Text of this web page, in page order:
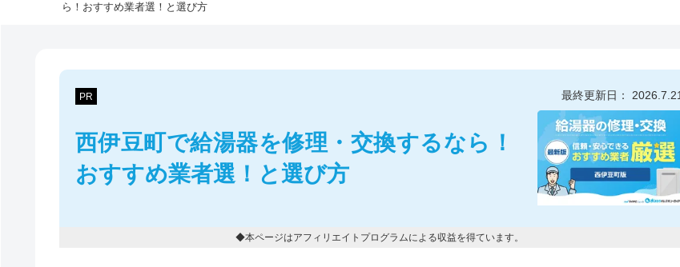
ら！おすすめ業者選！と選び方
PR
西伊豆町で給湯器を修理・交換するなら！
おすすめ業者選！と選び方
最終更新日：
◆本ページはアフィリエイトプログラムによる収益を得ています。